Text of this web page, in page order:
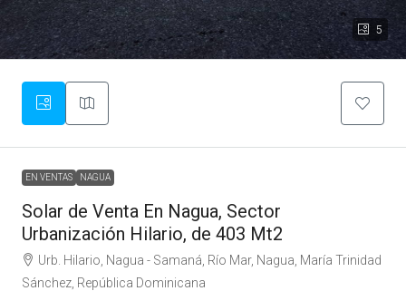
5
EN VENTAS NAGUA
Solar de Venta En Nagua, Sector
Urbanización Hilario, de 403 Mt2
Urb. Hilario, Nagua - Samaná, Río Mar, Nagua, María Trinidad
Sánchez, República Dominicana